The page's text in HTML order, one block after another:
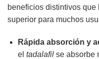
beneficios distintivos
superior para muchos
Rápida absorción y
el tadalafilse absorbe